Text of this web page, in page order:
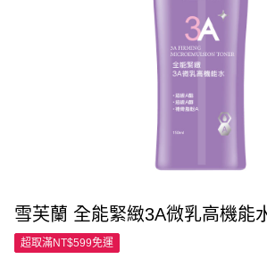
雪芙蘭 全能緊緻3A微乳高機能
超取滿NT$599免運